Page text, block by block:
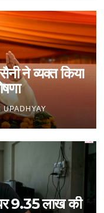
ने व्यक्त किया
UPADHYAY
पर 9.35 लाख की